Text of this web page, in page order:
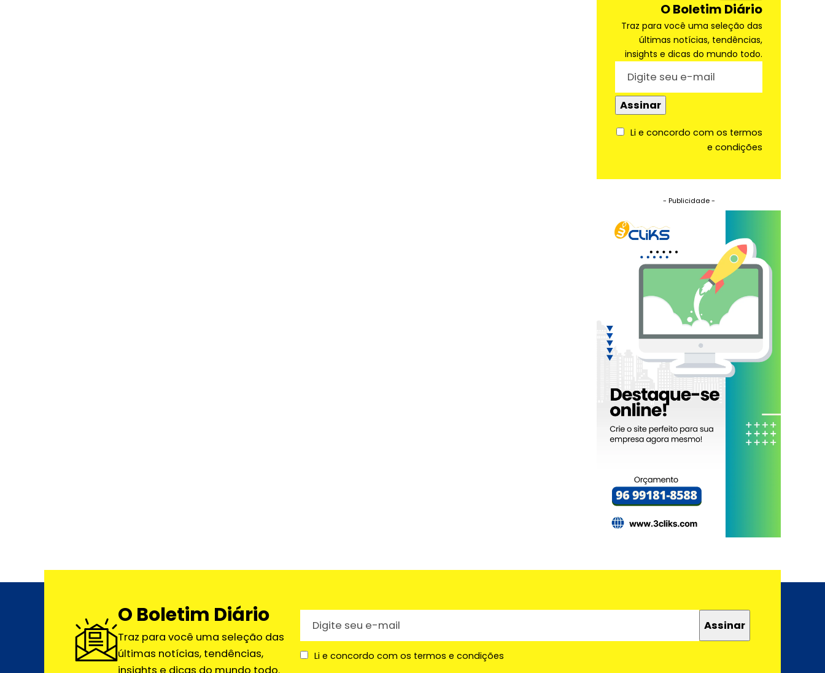
O Boletim Diário
Traz para você uma seleção das
últimas notícias, tendências,
insights e dicas do mundo todo.
Li e concordo com os termos
e condições
- Publicidade -
O Boletim Diário
Traz para você uma seleção das
últimas notícias, tendências,
Li e concordo com os termos e condições